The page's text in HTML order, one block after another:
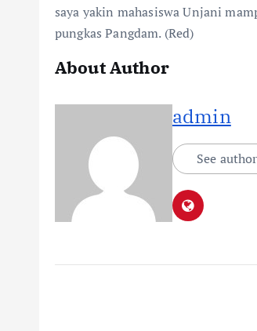
saya yakin mahasiswa Unjani
pungkas Pangdam. (Red)
About Author
admin
See